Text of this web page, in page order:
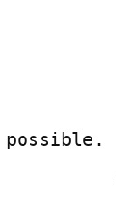
possible.